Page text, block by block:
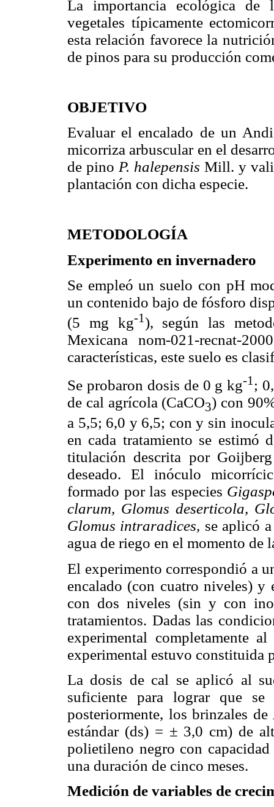
La importancia ecológica de
vegetales típicamente
esta relación favorece la
de pinos para su producción
OBJETIVO
Evaluar el encalado de un
micorriza arbuscular en el
de pino P. halepensis Mill. y
plantación con dicha especie.
METODOLOGÍA
Experimento en invernadero
Se empleó un suelo con pH
un contenido bajo de fósforo
(5 mg kg-1), según las
Mexicana nom-021-recnat-
características, este suelo es
Se probaron dosis de 0 g kg-1 ;
de cal agrícola (CaCO3) con
a 5,5; 6,0 y 6,5; con y sin
en cada tratamiento se estimó
titulación descrita por
deseado. El inóculo
formado por las especies
clarum, Glomus deserticola,
Glomus intraradices, se aplicó
agua de riego en el momento de
El experimento correspondió a
encalado (con cuatro niveles)
con dos niveles (sin y con
tratamientos. Dadas las
experimental completamente
experimental estuvo constituida
La dosis de cal se aplicó al
suficiente para lograr que
posteriormente, los brinzales de
estándar (ds) = ± 3,0 cm) de
polietileno negro con
una duración de cinco meses.
Medición de variables de